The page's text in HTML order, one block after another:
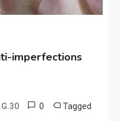
imperfections
0 Tagged